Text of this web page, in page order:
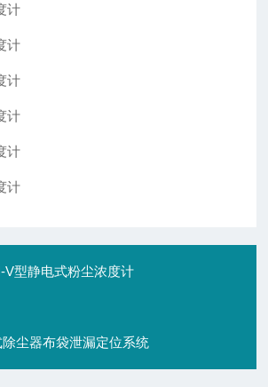
V型静电式粉尘浓度计
除尘器布袋泄漏定位系统